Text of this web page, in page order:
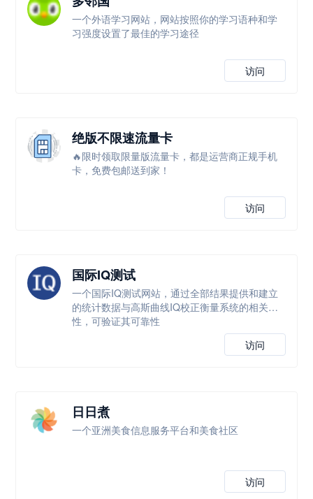
一个外语学习网站，网站按照你的学习语种和学
习强度设置了最佳的学习途径
访问
绝版不限速流量卡
🔥限时领取限量版流量卡，都是运营商正规手机
卡，免费包邮送到家！
访问
国际IQ测试
一个国际IQ测试网站，通过全部结果提供和建立
的统计数据与高斯曲线IQ校正衡量系统的相关
性，可验证其可靠性
访问
日日煮
一个亚洲美食信息服务平台和美食社区
访问